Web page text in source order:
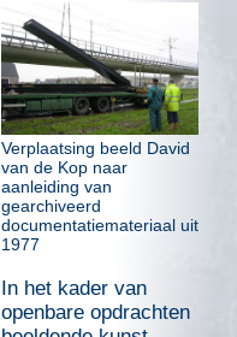
Verplaatsing beeld David
van de Kop naar
aanleiding van
gearchiveerd
documentatiemateriaal uit
1977
In het kader van
openbare opdrachten